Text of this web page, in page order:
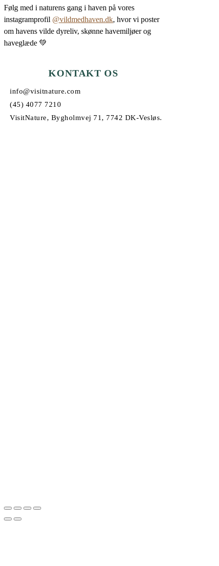
Følg med i naturens gang i haven på vores
instagramprofil @vildmedhaven.dk, hvor vi poster
om havens vilde dyreliv, skønne havemiljøer og
haveglæde 💚
KONTAKT OS
info@visitnature.com
(45) 4077 7210
VisitNature, Bygholmvej 71, 7742 DK-Vesløs.